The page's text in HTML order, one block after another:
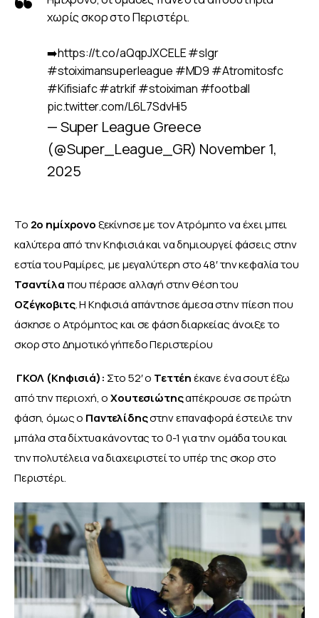
χωρίς σκορ στο Περιστέρι.
➡️https://t.co/aQqpJXCELE#slgr
#stoiximansuperleague #MD9 #Atromitosfc
#Kifisiafc#atrkif#stoiximan #football
pic.twitter.com/L6L7SdvHi5
— Super League Greece
(@Super_League_GR) November 1,
2025
Το 2ο ημίχρονο ξεκίνησε με τον Ατρόμητο να έχει μπει
καλύτερα από την Κηφισιά και να δημιουργεί φάσεις στην
εστία του Ραμίρες, με μεγαλύτερη στο 48′ την κεφαλία του
Τσαντίλα που πέρασε αλλαγή στην θέση του
Οζέγκοβιτς. Η Κηφισιά απάντησε άμεσα στην πίεση που
άσκησε ο Ατρόμητος και σε φάση διαρκείας άνοιξε το
σκορ στο Δημοτικό γήπεδο Περιστερίου
ΓΚΟΛ (Κηφισιά): Στο 52′ ο Τεττέη έκανε ένα σουτ έξω
από την περιοχή, ο Χουτεσιώτης απέκρουσε σε πρώτη
φάση, όμως ο Παντελίδης στην επαναφορά έστειλε την
μπάλα στα δίχτυα κάνοντας το 0-1 για την ομάδα του και
την πολυτέλεια να διαχειριστεί το υπέρ της σκορ στο
Περιστέρι.